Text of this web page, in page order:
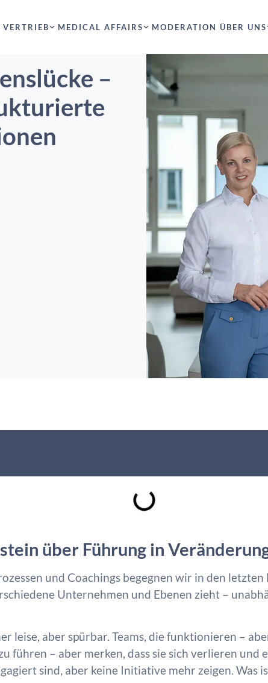
VERTRIEB MEDICAL AFFAIRS MODERATION ÜBER UNS
–
über Führung in
und Coachings begegnen wir in den
Unternehmen und Ebenen zieht –
leise, aber spürbar. Teams, die funktionieren –
führen – aber merken, dass sie sich verlieren und
sind, aber keine Initiative mehr zeigen. Was